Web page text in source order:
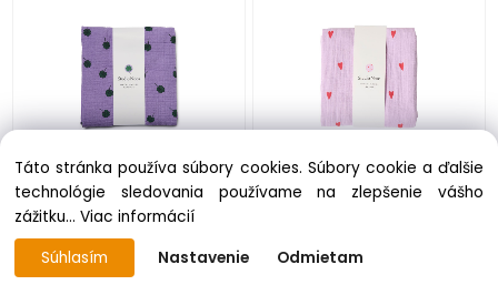
STUDIO NOOS - SWADDLE
ZAVINOVAČKA Print Large |
Purple Clover
skladom
STUDIO NOOS - SWADDLE
Táto stránka používa súbory cookies. Súbory cookie a ďalšie
technológie sledovania používame na zlepšenie vášho
zážitku... Viac informácií
Súhlasím
Nastavenie Odmietam